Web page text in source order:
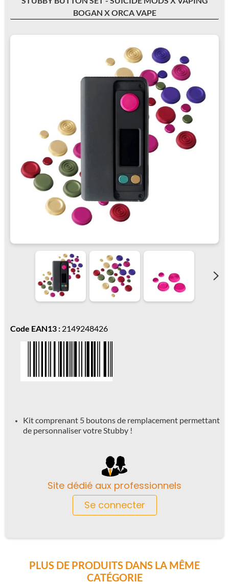
BOGAN X ORCA VAPE
Code EAN13 : 2149248426
Kit comprenant 5 boutons de remplacement permettant
de personnaliser votre Stubby !
Site dédié aux professionnels
Se connecter
PLUS DE PRODUITS DANS LA MÊME
CATÉGORIE